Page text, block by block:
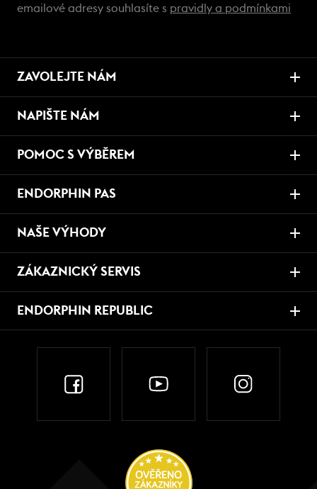
emailové adresy souhlasíte s pravidly a podmínkami
ZAVOLEJTE NÁM
NAPIŠTE NÁM
POMOC S VÝBĚREM
ENDORPHIN PAS
NAŠE VÝHODY
ZÁKAZNICKÝ SERVIS
ENDORPHIN REPUBLIC